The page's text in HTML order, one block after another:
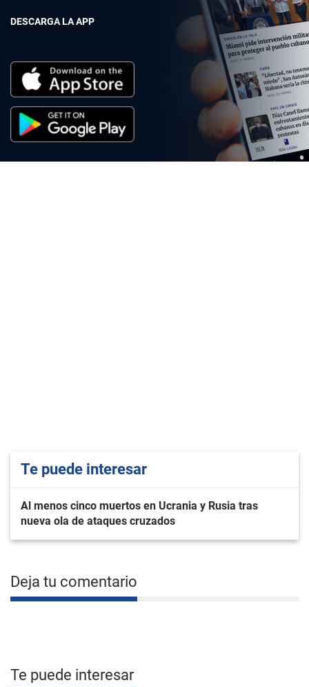
DESCARGA LA APP
Te puede interesar
Al menos cinco muertos en Ucrania y Rusia tras
nueva ola de ataques cruzados
Deja tu comentario
Te puede interesar